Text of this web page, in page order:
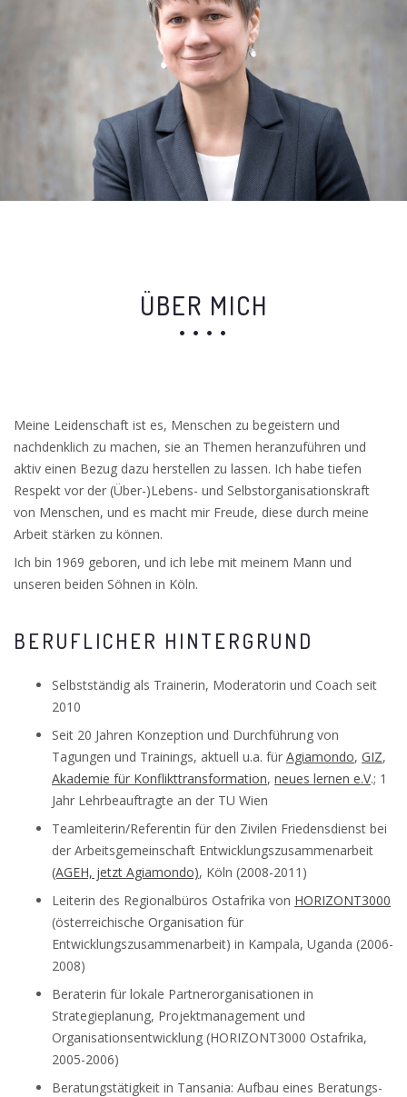
ÜBER MICH
Meine Leidenschaft ist es, Menschen zu begeistern und
nachdenklich zu machen, sie an Themen heranzuführen und
aktiv einen Bezug dazu herstellen zu lassen. Ich habe tiefen
Respekt vor der (Über-)Lebens- und Selbstorganisationskraft
von Menschen, und es macht mir Freude, diese durch meine
Arbeit stärken zu können.
Ich bin 1969 geboren, und ich lebe mit meinem Mann und
unseren beiden Söhnen in Köln.
BERUFLICHER HINTERGRUND
Selbstständig als Trainerin, Moderatorin und Coach seit
2010
Seit 20 Jahren Konzeption und Durchführung von
Tagungen und Trainings, aktuell u.a. für Agiamondo, GIZ,
Akademie für Konflikttransformation, neues lernen e.V.; 1
Jahr Lehrbeauftragte an der TU Wien
Teamleiterin/Referentin für den Zivilen Friedensdienst bei
der Arbeitsgemeinschaft Entwicklungszusammenarbeit
(AGEH, jetzt Agiamondo), Köln (2008-2011)
Leiterin des Regionalbüros Ostafrika von HORIZONT3000
(österreichische Organisation für
Entwicklungszusammenarbeit) in Kampala, Uganda (2006-
2008)
Beraterin für lokale Partnerorganisationen in
Strategieplanung, Projektmanagement und
Organisationsentwicklung (HORIZONT3000 Ostafrika,
2005-2006)
Beratungstätigkeit in Tansania: Aufbau eines Beratungs-